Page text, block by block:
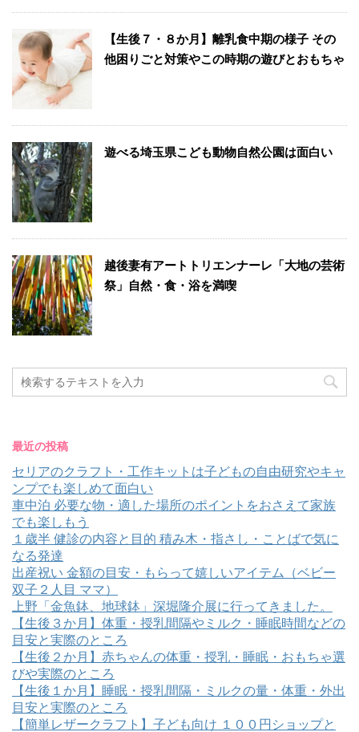
【生後７・８か月】離乳食中期の様子 その
他困りごと対策やこの時期の遊びとおもちゃ
遊べる埼玉県こども動物自然公園は面白い
越後妻有アートトリエンナーレ「大地の芸術
祭」自然・食・浴を満喫
最近の投稿
セリアのクラフト・工作キットは子どもの自由研究やキャ
ンプでも楽しめて面白い
車中泊 必要な物・適した場所のポイントをおさえて家族
でも楽しもう
１歳半 健診の内容と目的 積み木・指さし・ことばで気に
なる発達
出産祝い 金額の目安・もらって嬉しいアイテム（ベビー
双子２人目 ママ）
上野「金魚鉢、地球鉢」深堀隆介展に行ってきました。
【生後３か月】体重・授乳間隔やミルク・睡眠時間などの
目安と実際のところ
【生後２か月】赤ちゃんの体重・授乳・睡眠・おもちゃ選
びや実際のところ
【生後１か月】睡眠・授乳間隔・ミルクの量・体重・外出
目安と実際のところ
【簡単レザークラフト】子ども向け １００円ショップと